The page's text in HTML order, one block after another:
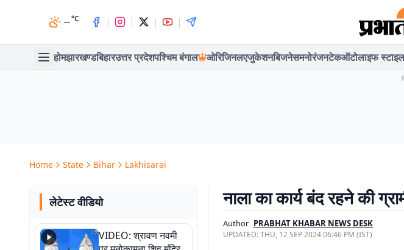
--°C | | | |
होमझारखण्डबिहारउत्तर प्रदेशपश्चिम बंगाल ओरिजिनलएजुकेशनबिजनेसमनोरंजनटेकऑटोलाइफ स्टाइल
Home State Bihar Lakhisarai
लेटेस्ट वीडियो
VIDEO: श्रावण नवमी
नाला का कार्य बंद रहने की
Author PRABHAT KHABAR NEWS DESK
UPDATED:THU, 12 SEP 2024 06:46 PM (IST)